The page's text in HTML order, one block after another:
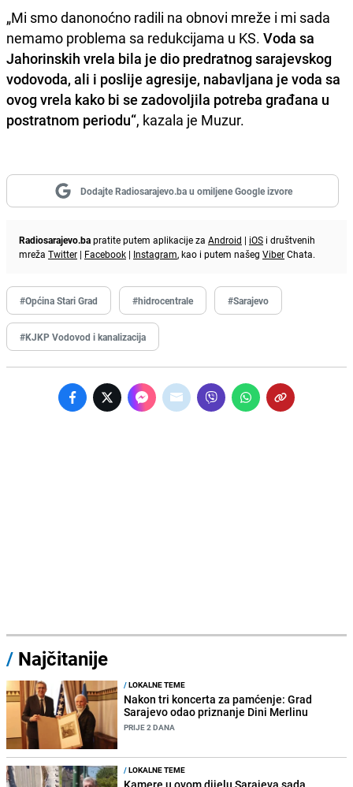
„Mi smo danonoćno radili na obnovi mreže i mi sada
nemamo problema sa redukcijama u KS. Voda sa
Jahorinskih vrela bila je dio predratnog sarajevskog
vodovoda, ali i poslije agresije, nabavljana je voda sa
ovog vrela kako bi se zadovoljila potreba građana u
postratnom periodu“, kazala je Muzur.
Dodajte Radiosarajevo.ba u omiljene Google izvore
Radiosarajevo.bapratite putem aplikacije za Android | iOS i društvenih
mreža Twitter | Facebook | Instagram, kao i putem našeg ViberChata.
#Općina Stari Grad #hidrocentrale #Sarajevo
#KJKP Vodovod i kanalizacija
/ Najčitanije
/LOKALNE TEME
Nakon tri koncerta za pamćenje: Grad
Sarajevo odao priznanje Dini Merlinu
PRIJE 2 DANA
/LOKALNE TEME